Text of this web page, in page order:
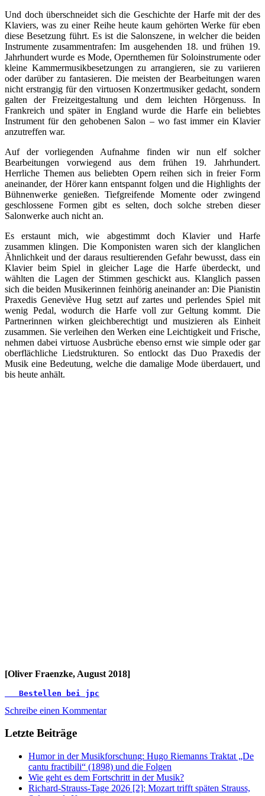
Und doch überschneidet sich die Geschichte der Harfe mit der des
Klaviers, was zu einer Reihe heute kaum gehörten Werke für eben
diese Besetzung führt. Es ist die Salonszene, in welcher die beiden
Instrumente zusammentrafen: Im ausgehenden 18. und frühen 19.
Jahrhundert wurde es Mode, Opernthemen für Soloinstrumente oder
kleine Kammermusikbesetzungen zu arrangieren, sie zu variieren
oder darüber zu fantasieren. Die meisten der Bearbeitungen waren
nicht erstrangig für den virtuosen Konzertmusiker gedacht, sondern
galten der Freizeitgestaltung und dem leichten Hörgenuss. In
Frankreich und später in England wurde die Harfe ein beliebtes
Instrument für den gehobenen Salon – wo fast immer ein Klavier
anzutreffen war.
Auf der vorliegenden Aufnahme finden wir nun elf solcher
Bearbeitungen vorwiegend aus dem frühen 19. Jahrhundert.
Herrliche Themen aus beliebten Opern reihen sich in freier Form
aneinander, der Hörer kann entspannt folgen und die Highlights der
Bühnenwerke genießen. Tiefgreifende Momente oder zwingend
geschlossene Formen gibt es selten, doch solche streben dieser
Salonwerke auch nicht an.
Es erstaunt mich, wie abgestimmt doch Klavier und Harfe
zusammen klingen. Die Komponisten waren sich der klanglichen
Ähnlichkeit und der daraus resultierenden Gefahr bewusst, dass ein
Klavier beim Spiel in gleicher Lage die Harfe überdeckt, und
wählten die Lagen der Stimmen geschickt aus. Klanglich passen
sich die beiden Musikerinnen feinhörig aneinander an: Die Pianistin
Praxedis Geneviève Hug setzt auf zartes und perlendes Spiel mit
wenig Pedal, wodurch die Harfe voll zur Geltung kommt. Die
Partnerinnen wirken gleichberechtigt und musizieren als Einheit
zusammen. Sie verleihen den Werken eine Leichtigkeit und Frische,
nehmen dabei virtuose Ausbrüche ebenso ernst wie simple oder gar
oberflächliche Liedstrukturen. So entlockt das Duo Praxedis der
Musik eine Bedeutung, welche die damalige Mode überdauert, und
bis heute anhält.
[Oliver Fraenzke, August 2018]
Bestellen bei jpc
Schreibe einen Kommentar
Letzte Beiträge
Humor in der Musikforschung: Hugo Riemanns Traktat „De
cantu fractibili“ (1898) und die Folgen
Wie geht es dem Fortschritt in der Musik?
Richard-Strauss-Tage 2026 [2]: Mozart trifft späten Strauss,